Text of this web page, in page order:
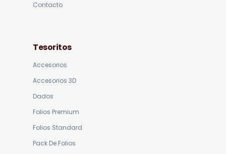
Contacto
Tesoritos
Accesorios
Accesorios 3D
Dados
Folios Premium
Folios Standard
Pack De Folios